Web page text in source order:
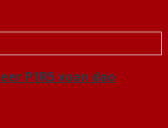
P1R5 xoan dao